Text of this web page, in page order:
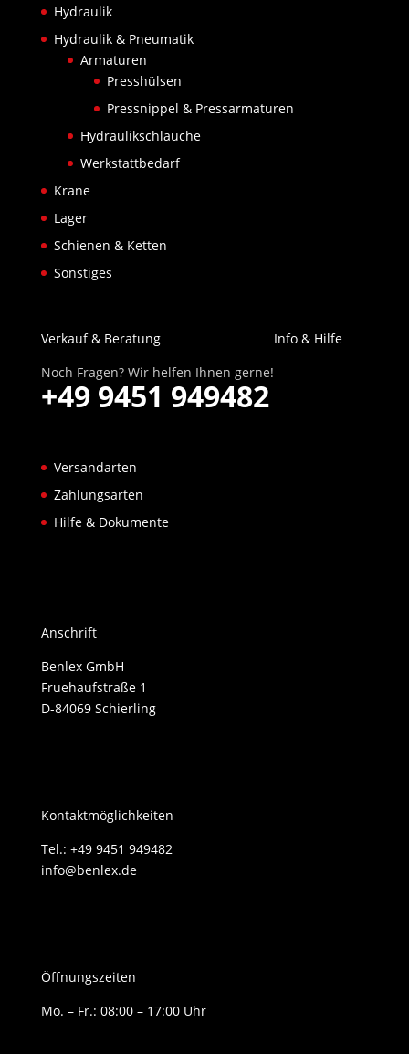
Hydraulik
Hydraulik & Pneumatik
Armaturen
Presshülsen
Pressnippel & Pressarmaturen
Hydraulikschläuche
Werkstattbedarf
Krane
Lager
Schienen & Ketten
Sonstiges
Verkauf & Beratung
Noch Fragen? Wir helfen Ihnen gerne!
+49 9451 949482
Info & Hilfe
Versandarten
Zahlungsarten
Hilfe & Dokumente
Anschrift
Benlex GmbH
Fruehaufstraße 1
D-84069 Schierling
Kontaktmöglichkeiten
Tel.: +49 9451 949482
info@benlex.de
Öffnungszeiten
Mo. – Fr.: 08:00 – 17:00 Uhr